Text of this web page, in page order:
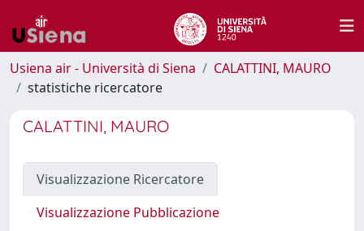
Usiena air - Università di Siena
CALATTINI, MAURO
statistiche ricercatore
CALATTINI, MAURO
Visualizzazione Ricercatore
Visualizzazione Pubblicazione